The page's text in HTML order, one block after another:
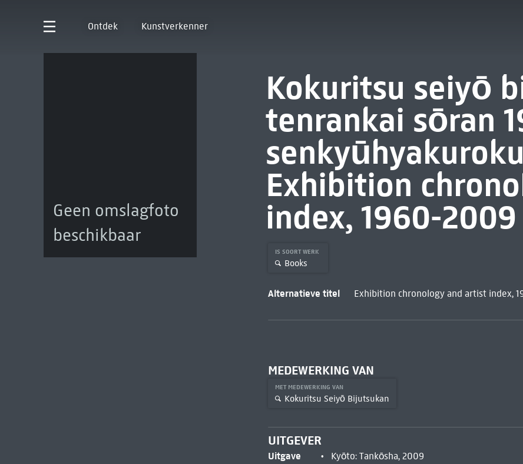
Ontdek Kunstverkenner
Geen omslagfoto
beschikbaar
Kokuritsu seiyō
tenrankai sōran
Exhibition
index, 1960-2009
IS SOORT WERK
Books
Alternatieve titel Exhibition chronology and artist index,
MEDEWERKING VAN
MET MEDEWERKING VAN
Kokuritsu Seiyō Bijutsukan
UITGEVER
Uitgave
Kyōto: Tankōsha, 2009